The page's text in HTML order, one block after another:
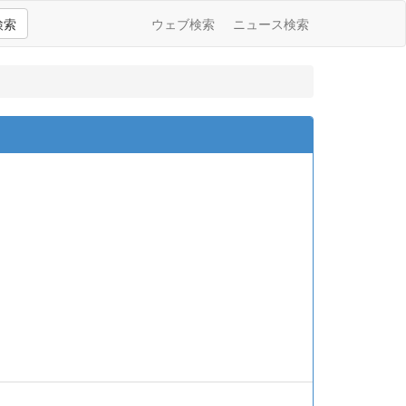
索 ウェブ検索 ニュース検索